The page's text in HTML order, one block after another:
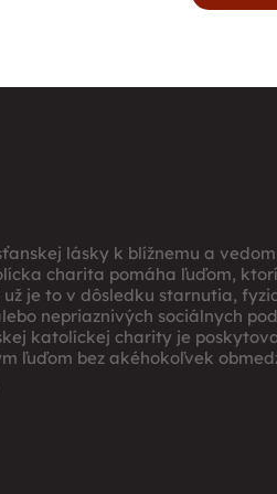
lásky k blížnemu a
charita pomáha ľuďom,
je to v dôsledku starnutia,
nepriaznivých sociálnych
katolíckej charity je
ľuďom bez akéhokoľvek